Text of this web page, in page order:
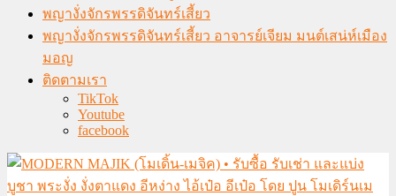
พญางั่งจักรพรรดิจันทร์เสี้ยว
พญางั่งจักรพรรดิจันทร์เสี้ยว อาจารย์เจียม มนต์เสน่ห์เมือง
มอญ
ติดตามเรา
TikTok
Youtube
facebook